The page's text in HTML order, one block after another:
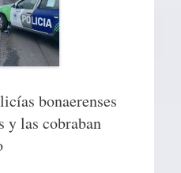
bonaerenses
y las cobraban